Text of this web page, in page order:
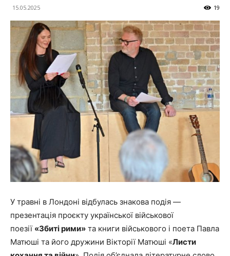
15.05.2025 19
У травні в Лондоні відбулась знакова подія —
презентація проєкту української військової
поезії «Збиті рими» та книги військового і поета Павла
Матюші та його дружини Вікторії Матюші «Листи